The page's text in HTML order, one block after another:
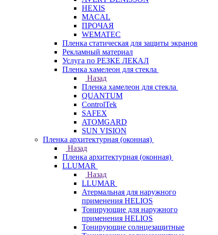
HEXIS
MACAL
ПРОЧАЯ
WEMATEC
Пленка статическая для защиты экранов
Рекламный материал
Услуга по РЕЗКЕ ЛЕКАЛ
Пленка хамелеон для стекла
Назад
Пленка хамелеон для стекла
QUANTUM
ControlTek
SAFEX
ATOMGARD
SUN VISION
Пленка архитектурная (оконная)
Назад
Пленка архитектурная (оконная)
LLUMAR
Назад
LLUMAR
Атермальная для наружного
применения HELIOS
Тонирующие для наружного
применения HELIOS
Тонирующие солнцезащитные